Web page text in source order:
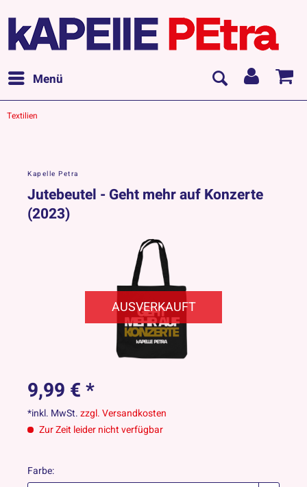
Menü
Textilien
Kapelle Petra
Jutebeutel - Geht mehr auf Konzerte
(2023)
AUSVERKAUFT
9,99 € *
*inkl. MwSt.zzgl. Versandkosten
Zur Zeit leider nicht verfügbar
Farbe: